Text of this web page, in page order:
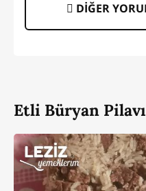
DİĞER
Etli Büryan Pilavı